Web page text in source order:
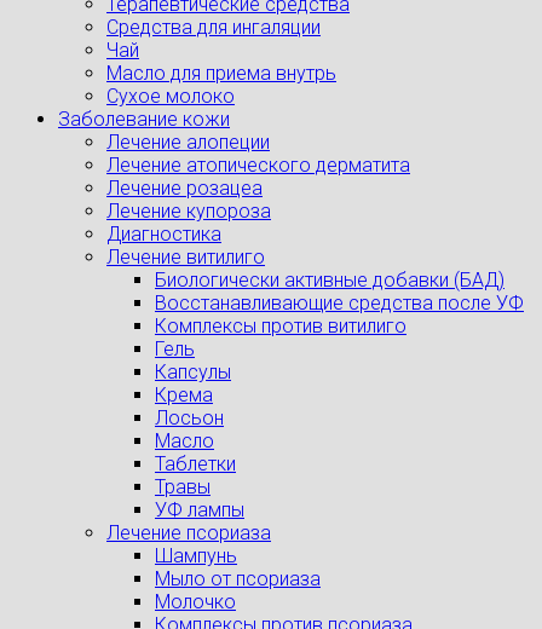
Терапевтические средства
Средства для ингаляции
Чай
Масло для приема внутрь
Сухое молоко
Заболевание кожи
Лечение алопеции
Лечение атопического дерматита
Лечение розацеа
Лечение купороза
Диагностика
Лечение витилиго
Биологически активные добавки (БАД)
Восстанавливающие средства после УФ
Комплексы против витилиго
Гель
Капсулы
Крема
Лосьон
Масло
Таблетки
Травы
УФ лампы
Лечение псориаза
Шампунь
Мыло от псориаза
Молочко